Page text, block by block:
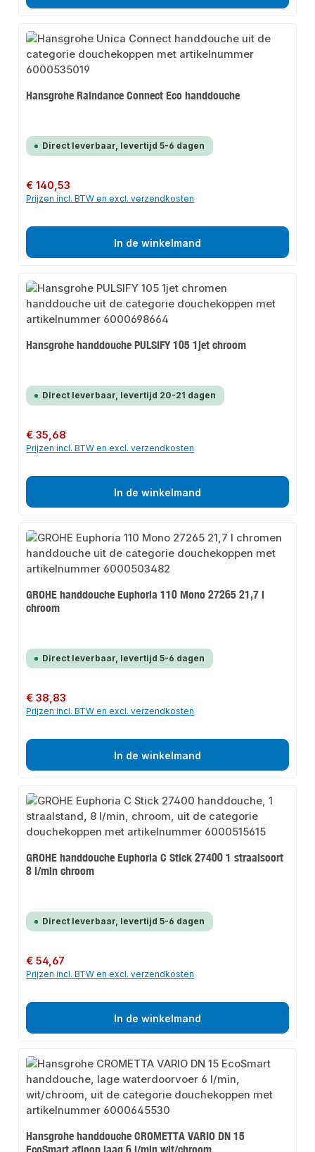
Hansgrohe Raindance Connect Eco handdouche
Direct leverbaar, levertijd 5-6 dagen
Normale prijs:
€ 140,53
Prijzen incl. BTW en excl. verzendkosten
In de winkelmand
Hansgrohe handdouche PULSIFY 105 1jet chroom
Direct leverbaar, levertijd 20-21 dagen
Normale prijs:
€ 35,68
Prijzen incl. BTW en excl. verzendkosten
In de winkelmand
GROHE handdouche Euphoria 110 Mono 27265 21,7 l
chroom
Direct leverbaar, levertijd 5-6 dagen
Normale prijs:
€ 38,83
Prijzen incl. BTW en excl. verzendkosten
In de winkelmand
GROHE handdouche Euphoria C Stick 27400 1 straalsoort
8 l/min chroom
Direct leverbaar, levertijd 5-6 dagen
Normale prijs:
€ 54,67
Prijzen incl. BTW en excl. verzendkosten
In de winkelmand
Hansgrohe handdouche CROMETTA VARIO DN 15